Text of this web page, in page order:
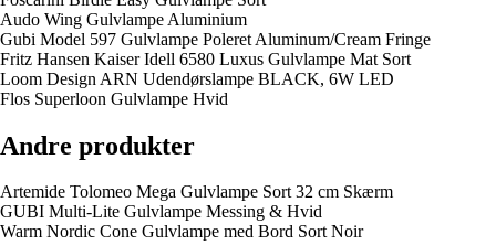
Audo Wing Gulvlampe Aluminium
Gubi Model 597 Gulvlampe Poleret Aluminum/Cream Fringe
Fritz Hansen Kaiser Idell 6580 Luxus Gulvlampe Mat Sort
Loom Design ARN Udendørslampe BLACK, 6W LED
Flos Superloon Gulvlampe Hvid
Andre produkter
Artemide Tolomeo Mega Gulvlampe Sort 32 cm Skærm
GUBI Multi-Lite Gulvlampe Messing & Hvid
Warm Nordic Cone Gulvlampe med Bord Sort Noir